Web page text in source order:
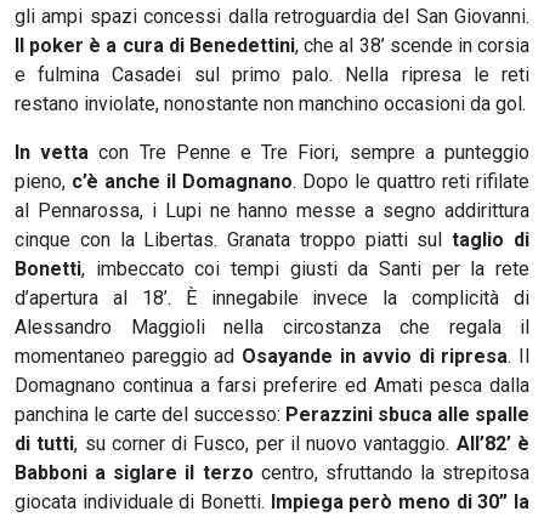
gli ampi spazi concessi dalla retroguardia del San Giovanni.
Il poker è a cura di Benedettini, che al 38’ scende in corsia
e fulmina Casadei sul primo palo. Nella ripresa le reti
restano inviolate, nonostante non manchino occasioni da gol.
In vetta con Tre Penne e Tre Fiori, sempre a punteggio
pieno, c’è anche il Domagnano. Dopo le quattro reti rifilate
al Pennarossa, i Lupi ne hanno messe a segno addirittura
cinque con la Libertas. Granata troppo piatti sultaglio di
Bonetti, imbeccato coi tempi giusti da Santi per la rete
d’apertura al 18’. È innegabile invece la complicità di
Alessandro Maggioli nella circostanza che regala il
momentaneo pareggio ad Osayande in avvio di ripresa. Il
Domagnano continua a farsi preferire ed Amati pesca dalla
panchina le carte del successo: Perazzini sbuca alle spalle
di tutti, su corner di Fusco, per il nuovo vantaggio. All’82’ è
Babboni a siglare il terzo centro, sfruttando la strepitosa
giocata individuale di Bonetti. Impiega però meno di 30” la